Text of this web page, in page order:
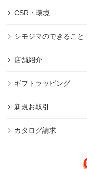
CSR・環境
シモジマのできること
店舗紹介
ギフトラッピング
新規お取引
カタログ請求